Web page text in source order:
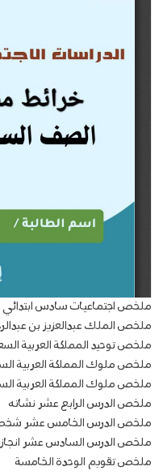
ملخص اجتماعيات سادس ابتدائي
ملخص الملك عبدالعزيز بن
ملخص توحيد المملكة العربية
ملخص ملوك المملكة العربية
ملخص ملوك المملكة العربية
ملخص الدرس الرابع عشر نشاته
ملخص الدرس الخامس عشر
ملخص الدرس السادس عشر
ملخص تقويم الوحدة الخامسة